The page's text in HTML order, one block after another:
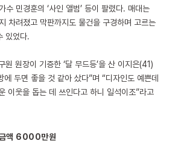
수 민경훈의 ‘사인 앨범’ 등이 팔렸다. 매대는
차려졌고 막판까지도 물건을 구경하며 고르는
있었다.
원 원장이 기증한 ‘달 무드등’을 산 이지은(41)
에 두면 좋을 것 같아 샀다”며 “디자인도 예쁜데
이웃을 돕는 데 쓰인다고 하니 일석이조”라고
액 6000만원